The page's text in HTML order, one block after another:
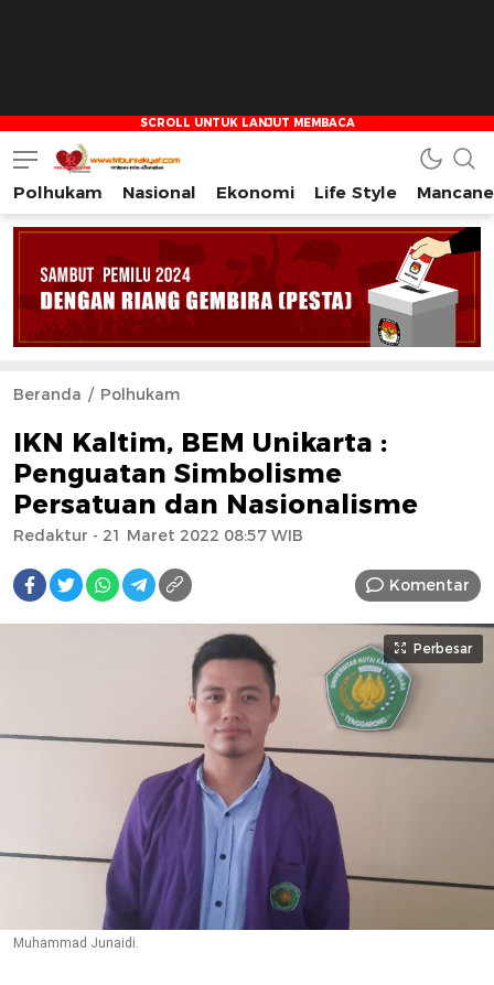
Tribun Rakyat
Tulus – Terdepan – Diharapkan
Polhukam Nasional Ekonomi Life Style
Beranda Polhukam
IKN Kaltim, BEM Unikarta :
Penguatan Simbolisme
Persatuan dan Nasionalisme
Redaktur - 21 Maret 2022 08:57 WIB
Komentar
Perbesar
Muhammad Junaidi.